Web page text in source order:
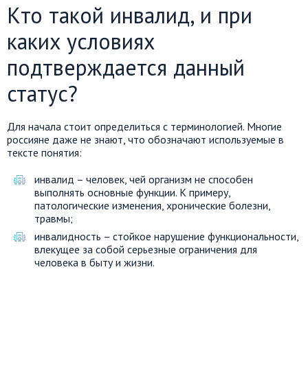
Кто такой инвалид, и при
каких условиях
подтверждается данный
статус?
Для начала стоит определиться с терминологией. Многие
россияне даже не знают, что обозначают используемые в
тексте понятия:
инвалид – человек, чей организм не способен
выполнять основные функции. К примеру,
патологические изменения, хронические болезни,
травмы;
инвалидность – стойкое нарушение функциональности,
влекущее за собой серьезные ограничения для
человека в быту и жизни.